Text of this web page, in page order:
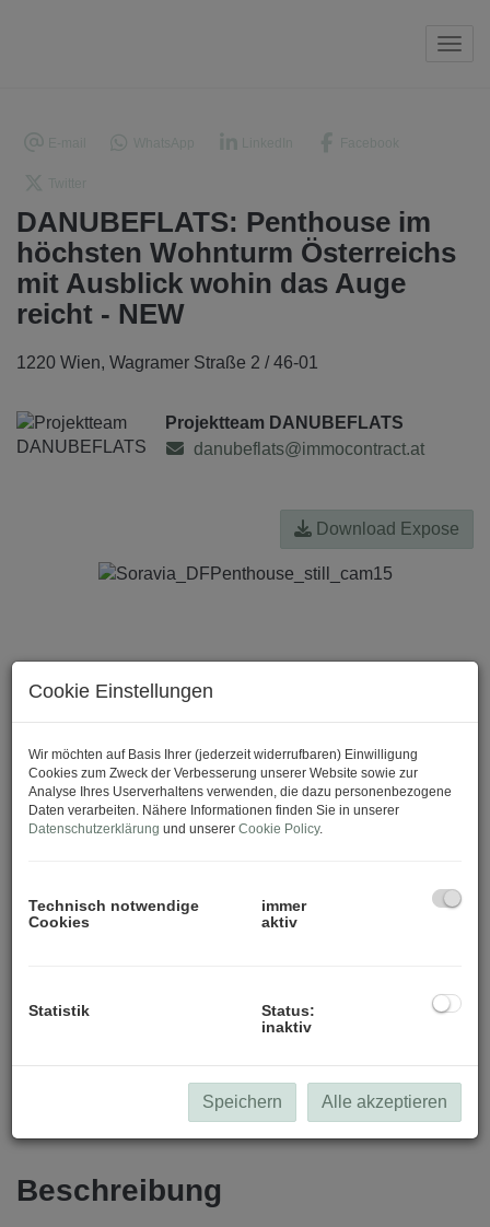
DANUBEFLATS: Penthouse im
höchsten Wohnturm Österreichs
mit Ausblick wohin das Auge
reicht - NEW
1220 Wien, Wagramer Straße 2 / 46-01
Projektteam DANUBEFLATS
danubeflats@immocontract.at
Download Expose
Soravia_DFPenthouse_still_cam15
Beschreibung
Cookie Einstellungen
Wir möchten auf Basis Ihrer (jederzeit widerrufbaren) Einwilligung
Cookies zum Zweck der Verbesserung unserer Website sowie zur
Analyse Ihres Userverhaltens verwenden, die dazu personenbezogene
Daten verarbeiten. Nähere Informationen finden Sie in unserer
Datenschutzerklärung und unserer Cookie Policy.
Technisch notwendige
Cookies
immer
aktiv
Statistik
Status:
inaktiv
Speichern Alle akzeptieren